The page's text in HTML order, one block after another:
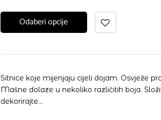
Odaberi opcije
Sitnice koje mijenjaju cijeli dojam. Osvježe
Mašne dolaze u nekoliko različitih boja.
dekorirajte…